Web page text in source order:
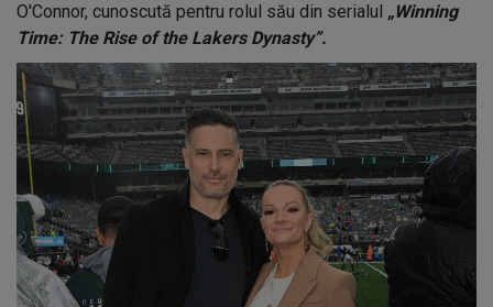
O'Connor, cunoscută pentru rolul său din serialul „Winning
Time: The Rise of the Lakers Dynasty”.